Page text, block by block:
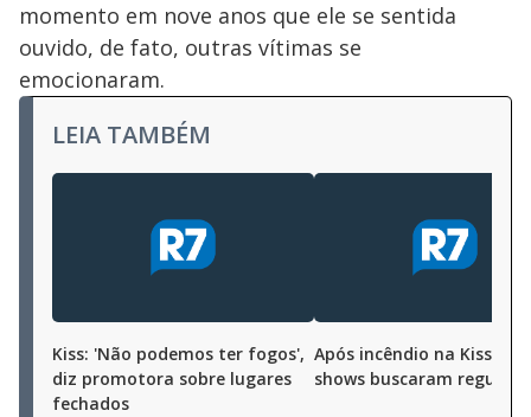
momento em nove anos que ele se sentida
ouvido, de fato, outras vítimas se
emocionaram.
LEIA TAMBÉM
Kiss: 'Não podemos ter fogos',
diz promotora sobre lugares
fechados
Após incêndio na Kiss,
shows buscaram